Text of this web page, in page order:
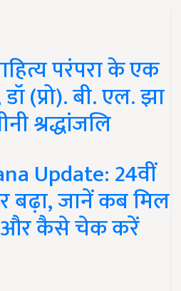
परंपरा के एक
(प्रो). बी. एल. झा
श्रद्धांजलि
Update: 24वीं
बढ़ा, जानें कब मिल
और कैसे चेक करें